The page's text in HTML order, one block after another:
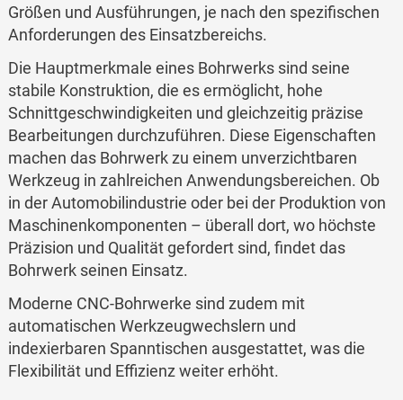
Größen und Ausführungen, je nach den spezifischen
Anforderungen des Einsatzbereichs.
Die Hauptmerkmale eines Bohrwerks sind seine
stabile Konstruktion, die es ermöglicht, hohe
Schnittgeschwindigkeiten und gleichzeitig präzise
Bearbeitungen durchzuführen. Diese Eigenschaften
machen das Bohrwerk zu einem unverzichtbaren
Werkzeug in zahlreichen Anwendungsbereichen. Ob
in der Automobilindustrie oder bei der Produktion von
Maschinenkomponenten – überall dort, wo höchste
Präzision und Qualität gefordert sind, findet das
Bohrwerk seinen Einsatz.
Moderne CNC-Bohrwerke sind zudem mit
automatischen Werkzeugwechslern und
indexierbaren Spanntischen ausgestattet, was die
Flexibilität und Effizienz weiter erhöht.